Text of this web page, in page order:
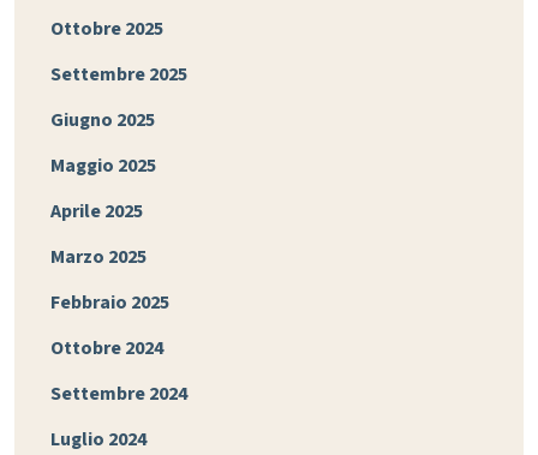
Ottobre 2025
Settembre 2025
Giugno 2025
Maggio 2025
Aprile 2025
Marzo 2025
Febbraio 2025
Ottobre 2024
Settembre 2024
Luglio 2024